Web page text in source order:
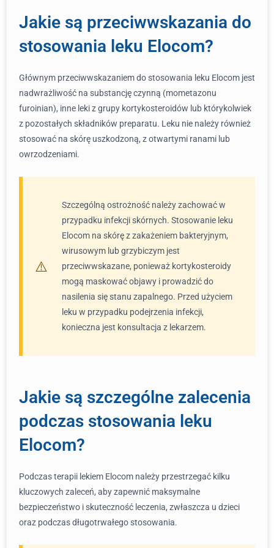
Jakie są przeciwwskazania do
stosowania leku Elocom?
Głównym przeciwwskazaniem do stosowania leku Elocom jest
nadwrażliwość na substancję czynną (mometazonu
furoinian), inne leki z grupy kortykosteroidów lub którykolwiek
z pozostałych składników preparatu. Leku nie należy również
stosować na skórę uszkodzoną, z otwartymi ranami lub
owrzodzeniami.
Szczególną ostrożność należy zachować w
przypadku infekcji skórnych. Stosowanie leku
Elocom na skórę z zakażeniem bakteryjnym,
wirusowym lub grzybiczym jest
przeciwwskazane, ponieważ kortykosteroidy
mogą maskować objawy i prowadzić do
nasilenia się stanu zapalnego. Przed użyciem
leku w przypadku podejrzenia infekcji,
konieczna jest konsultacja z lekarzem.
Jakie są szczególne zalecenia
podczas stosowania leku
Elocom?
Podczas terapii lekiem Elocom należy przestrzegać kilku
kluczowych zaleceń, aby zapewnić maksymalne
bezpieczeństwo i skuteczność leczenia, zwłaszcza u dzieci
oraz podczas długotrwałego stosowania.